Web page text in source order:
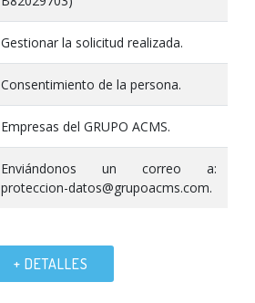
Gestionar la solicitud realizada.
Consentimiento de la persona.
Empresas del GRUPO ACMS.
Enviándonos un correo a:
proteccion-datos@grupoacms.com.
+ DETALLES